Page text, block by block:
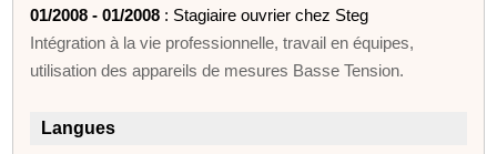
01/2008 - 01/2008 : Stagiaire ouvrier chez Steg
Intégration à la vie professionnelle, travail en équipes,
utilisation des appareils de mesures Basse Tension.
Langues